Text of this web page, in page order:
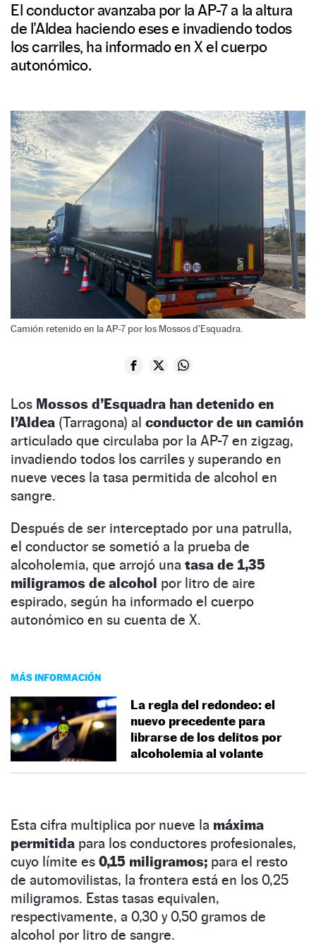
El conductor avanzaba por la AP-7 a la altura
de l’Aldea haciendo eses e invadiendo todos
los carriles, ha informado en X el cuerpo
autonómico.
Camión retenido en la AP-7 por los Mossos d'Esquadra.
Los Mossos d’Esquadra han detenido en
l’Aldea (Tarragona) al conductor de un camión
articulado que circulaba por la AP-7 en zigzag,
invadiendo todos los carriles y superando en
nueve veces la tasa permitida de alcohol en
sangre.
Después de ser interceptado por una patrulla,
el conductor se sometió a la prueba de
alcoholemia, que arrojó una tasa de 1,35
miligramos de alcohol por litro de aire
espirado, según ha informado el cuerpo
autonómico en su cuenta de X.
MÁS INFORMACIÓN
La regla del redondeo: el
nuevo precedente para
librarse de los delitos por
alcoholemia al volante
Esta cifra multiplica por nueve la máxima
permitida para los conductores profesionales,
cuyo límite es 0,15 miligramos; para el resto
de automovilistas, la frontera está en los 0,25
miligramos. Estas tasas equivalen,
respectivamente, a 0,30 y 0,50 gramos de
alcohol por litro de sangre.